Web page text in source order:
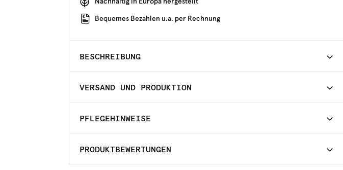
Nachhaltig in Europa hergestellt
Bequemes Bezahlen u.a. per Rechnung
BESCHREIBUNG
VERSAND UND PRODUKTION
PFLEGEHINWEISE
PRODUKTBEWERTUNGEN